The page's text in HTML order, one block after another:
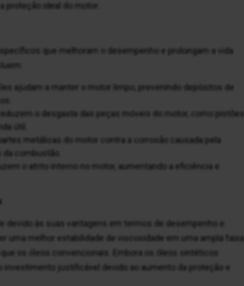
proteção ideal do motor.
que melhoram o desempenho e prolongam a vida
ajudam a manter o motor limpo, prevenindo depósitos de
o desgaste das peças móveis do motor, como pistões
útil.
metálicas do motor contra a corrosão causada pela
combustão.
o atrito interno no motor, aumentando a eficiência e
devido às suas vantagens em termos de desempenho e
uma melhor estabilidade de viscosidade em uma ampla faixa
os óleos convencionais. Embora os óleos sintéticos
justificável devido ao aumento da proteção e